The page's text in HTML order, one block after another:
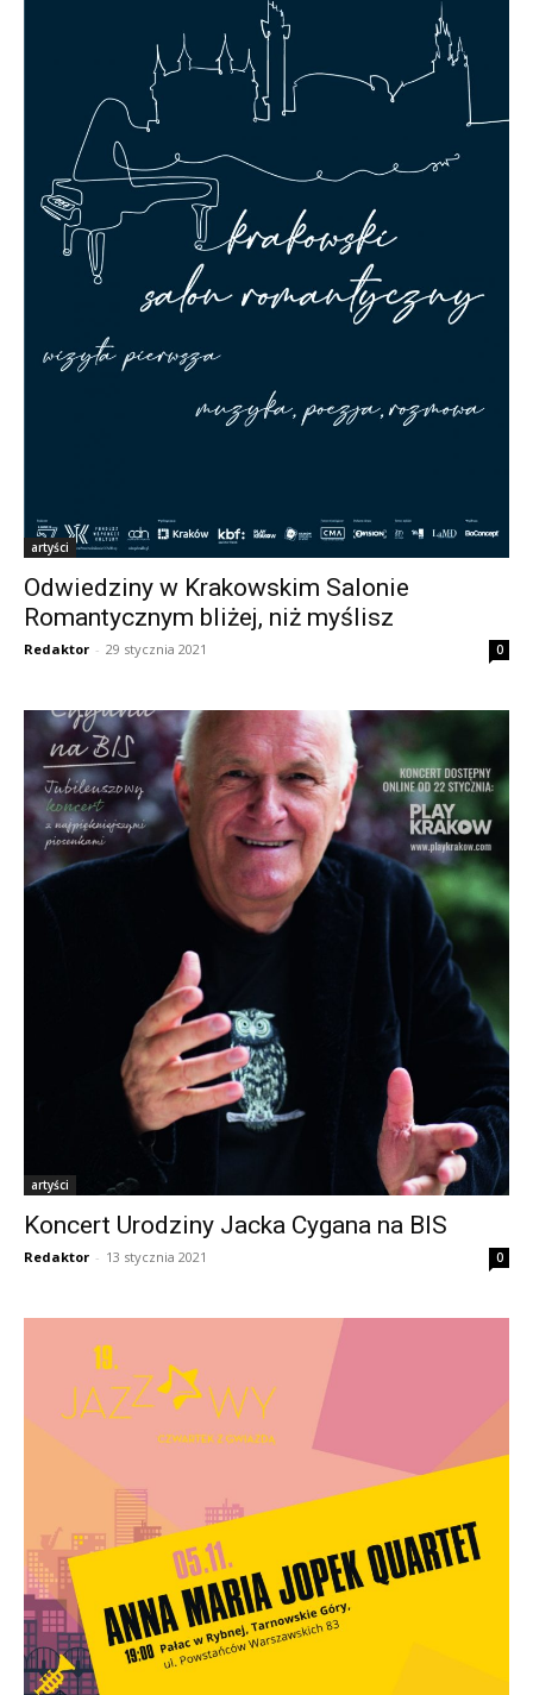
artyści
Odwiedziny w Krakowskim Salonie
Romantycznym bliżej, niż myślisz
Redaktor - 29 stycznia 2021 0
artyści
Koncert Urodziny Jacka Cygana na BIS
Redaktor - 13 stycznia 2021 0